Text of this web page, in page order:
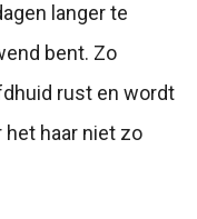
langer te
bent. Zo
rust en wordt
haar niet zo